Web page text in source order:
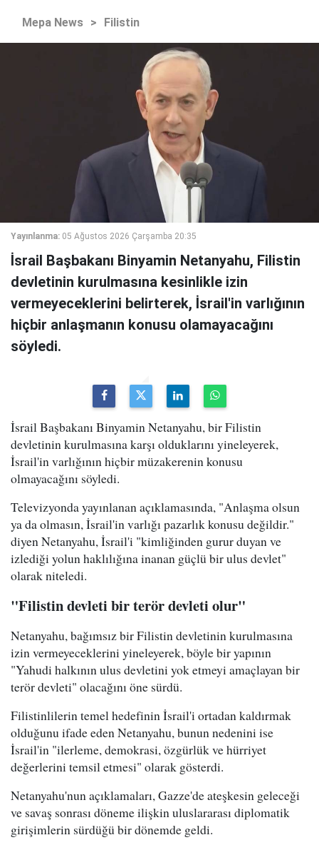
Mepa News > Filistin
Yayınlanma: 05 Ağustos 2026 Çarşamba 20:35
İsrail Başbakanı Binyamin Netanyahu, Filistin
devletinin kurulmasına kesinlikle izin
vermeyeceklerini belirterek, İsrail'in varlığının
hiçbir anlaşmanın konusu olamayacağını
söyledi.
İsrail Başbakanı Binyamin Netanyahu, bir Filistin
devletinin kurulmasına karşı olduklarını yineleyerek,
İsrail'in varlığının hiçbir müzakerenin konusu
olmayacağını söyledi.
Televizyonda yayınlanan açıklamasında, "Anlaşma olsun
ya da olmasın, İsrail'in varlığı pazarlık konusu değildir."
diyen Netanyahu, İsrail'i "kimliğinden gurur duyan ve
izlediği yolun haklılığına inanan güçlü bir ulus devlet"
olarak niteledi.
"Filistin devleti bir terör devleti olur"
Netanyahu, bağımsız bir Filistin devletinin kurulmasına
izin vermeyeceklerini yineleyerek, böyle bir yapının
"Yahudi halkının ulus devletini yok etmeyi amaçlayan bir
terör devleti" olacağını öne sürdü.
Filistinlilerin temel hedefinin İsrail'i ortadan kaldırmak
olduğunu ifade eden Netanyahu, bunun nedenini ise
İsrail'in "ilerleme, demokrasi, özgürlük ve hürriyet
değerlerini temsil etmesi" olarak gösterdi.
Netanyahu'nun açıklamaları, Gazze'de ateşkesin geleceği
ve savaş sonrası döneme ilişkin uluslararası diplomatik
girişimlerin sürdüğü bir dönemde geldi.